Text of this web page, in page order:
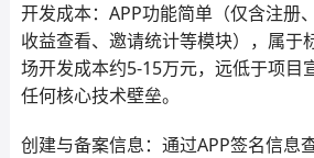
开发成本：APP功能简单（仅含注册
收益查看、邀请统计等模块），属于
场开发成本约5-15万元，远低于项目
任何核心技术壁垒。
创建与备案信息：通过APP签名信息